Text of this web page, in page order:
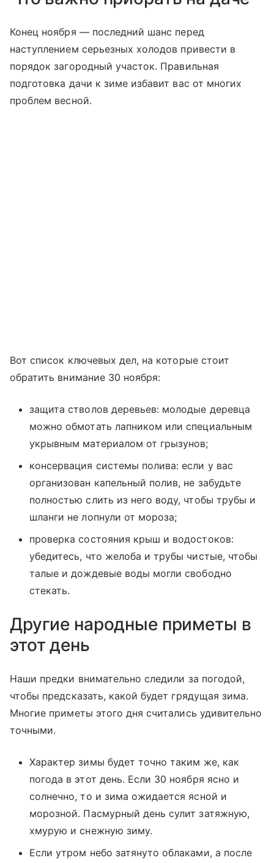
Конец ноября — последний шанс перед
наступлением серьезных холодов привести в
порядок загородный участок. Правильная
подготовка дачи к зиме избавит вас от многих
проблем весной.
Вот список ключевых дел, на которые стоит
обратить внимание 30 ноября:
защита стволов деревьев: молодые деревца
можно обмотать лапником или специальным
укрывным материалом от грызунов;
консервация системы полива: если у вас
организован капельный полив, не забудьте
полностью слить из него воду, чтобы трубы и
шланги не лопнули от мороза;
проверка состояния крыш и водостоков:
убедитесь, что желоба и трубы чистые, чтобы
талые и дождевые воды могли свободно
стекать.
Другие народные приметы в
этот день
Наши предки внимательно следили за погодой,
чтобы предсказать, какой будет грядущая зима.
Многие приметы этого дня считались удивительно
точными.
Характер зимы будет точно таким же, как
погода в этот день. Если 30 ноября ясно и
солнечно, то и зима ожидается ясной и
морозной. Пасмурный день сулит затяжную,
хмурую и снежную зиму.
Если утром небо затянуто облаками, а после